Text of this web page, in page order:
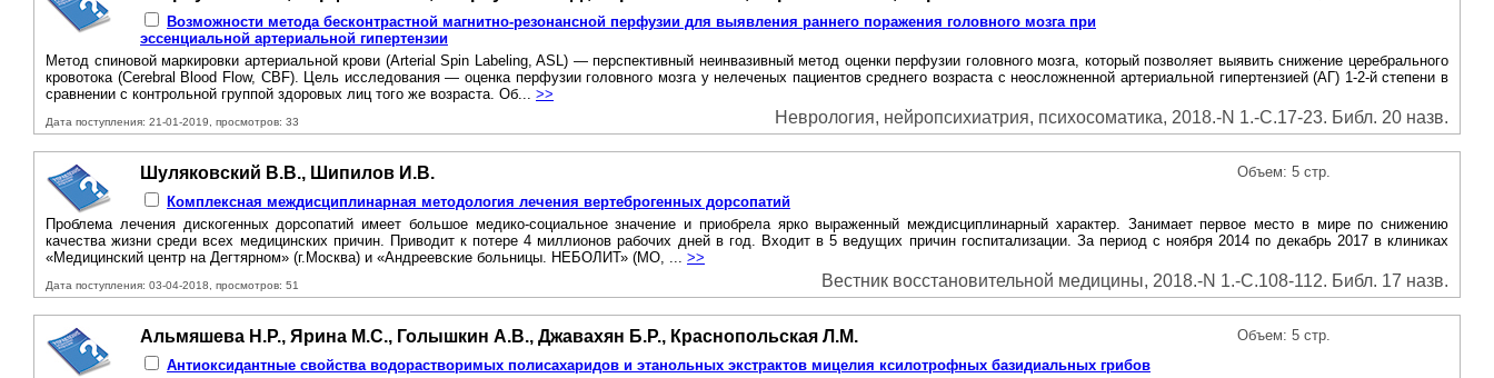
Возможности метода бесконтрастной магнитно-резонансной перфузии для выявления раннего поражения головного мозга при
эссенциальной артериальной гипертензии
Метод спиновой маркировки артериальной крови (Arterial Spin Labeling, ASL) — перспективный неинвазивный метод оценки перфузии головного мозга, который позволяет выявить снижение церебрального
кровотока (Cerebral Blood Flow, CBF). Цель исследования — оценка перфузии головного мозга у нелеченых пациентов среднего возраста с неосложненной артериальной гипертензией (АГ) 1-2-й степени в
сравнении с контрольной группой здоровых лиц того же возраста. Об... >>
Дата поступления: 21-01-2019, просмотров: 33 Неврология, нейропсихиатрия, психосоматика, 2018.-N 1.-С.17-23. Библ. 20 назв.
Шуляковский В.В., Шипилов И.В.
Комплексная междисциплинарная методология лечения вертеброгенных дорсопатий
Объем: 5 стр.
Проблема лечения дискогенных дорсопатий имеет большое медико-социальное значение и приобрела ярко выраженный междисциплинарный характер. Занимает первое место в мире по снижению
качества жизни среди всех медицинских причин. Приводит к потере 4 миллионов рабочих дней в год. Входит в 5 ведущих причин госпитализации. За период с ноября 2014 по декабрь 2017 в клиниках
«Медицинский центр на Дегтярном» (г.Москва) и «Андреевские больницы. НЕБОЛИТ» (МО, ... >>
Дата поступления: 03-04-2018, просмотров: 51 Вестник восстановительной медицины, 2018.-N 1.-С.108-112. Библ. 17 назв.
Альмяшева Н.Р., Ярина М.С., Голышкин А.В., Джавахян Б.Р., Краснопольская Л.М.
Антиоксидантные свойства водорастворимых полисахаридов и этанольных экстрактов мицелия ксилотрофных базидиальных грибов
Объем: 5 стр.